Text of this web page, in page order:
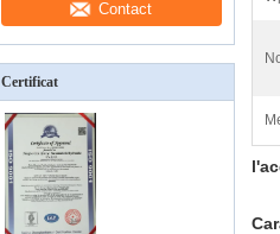
Contact
Certificat